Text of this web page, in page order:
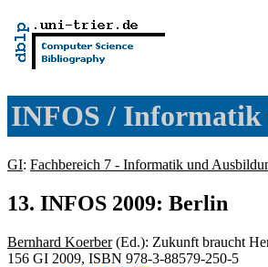
INFOS / Informatik
GI: Fachbereich 7 - Informatik und
13. INFOS 2009: Berlin
Bernhard Koerber(Ed.): Zukunft braucht
156 GI 2009, ISBN 978-3-88579-250-5